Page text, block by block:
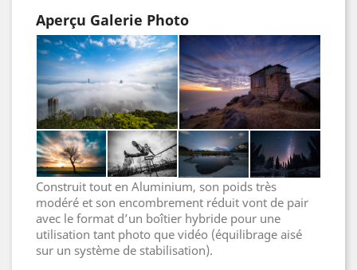
Aperçu Galerie Photo
Construit tout en Aluminium, son poids très
modéré et son encombrement réduit vont de pair
avec le format d’un boîtier hybride pour une
utilisation tant photo que vidéo (équilibrage aisé
sur un système de stabilisation).